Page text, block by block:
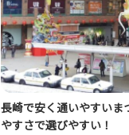
長崎で安く通いやすいま
やすさで選びやすい！